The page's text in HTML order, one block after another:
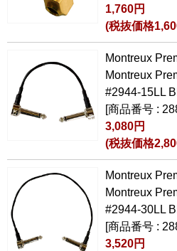
1,760円
(税抜価格
Montreux
Montreux
#2944-15LL
[商品番号 :
3,080円
(税抜価格
Montreux
Montreux
#2944-30LL
[商品番号 :
3,520円